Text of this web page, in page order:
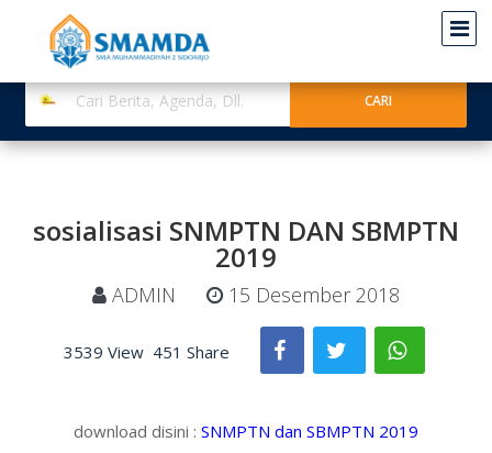
sosialisasi SNMPTN DAN SBMPTN
2019
ADMIN 15 Desember 2018
3539 View 451 Share
download disini : SNMPTN dan SBMPTN 2019